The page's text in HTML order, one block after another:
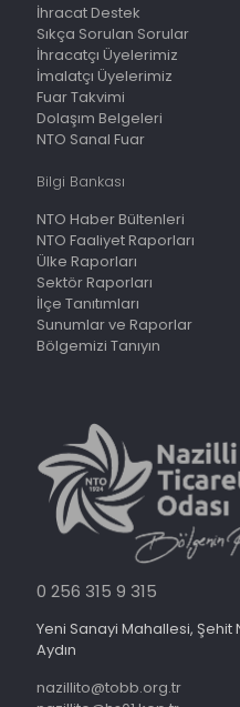
İhracat Destek
Sıkça Sorulan Sorular
İhracatçı Üyelerimiz
İmalatçı Üyelerimiz
Fuar Takvimi
Dolaşım Belgeleri
NTO Sanal Fuar
Bilgi Bankası
NTO Haber Bültenleri
NTO Faaliyet Raporları
Ülke Raporları
Sektör Raporları
İlçe Tanıtımları
Sunumlar ve Raporlar
Bölgemizi Tanıyın
0 256 315 9 315
Yeni Sanayi Mahallesi, Şehit
Aydın
nazillito@tobb.org.tr